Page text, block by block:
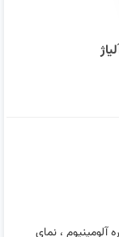
آلومینیوم ، نمای